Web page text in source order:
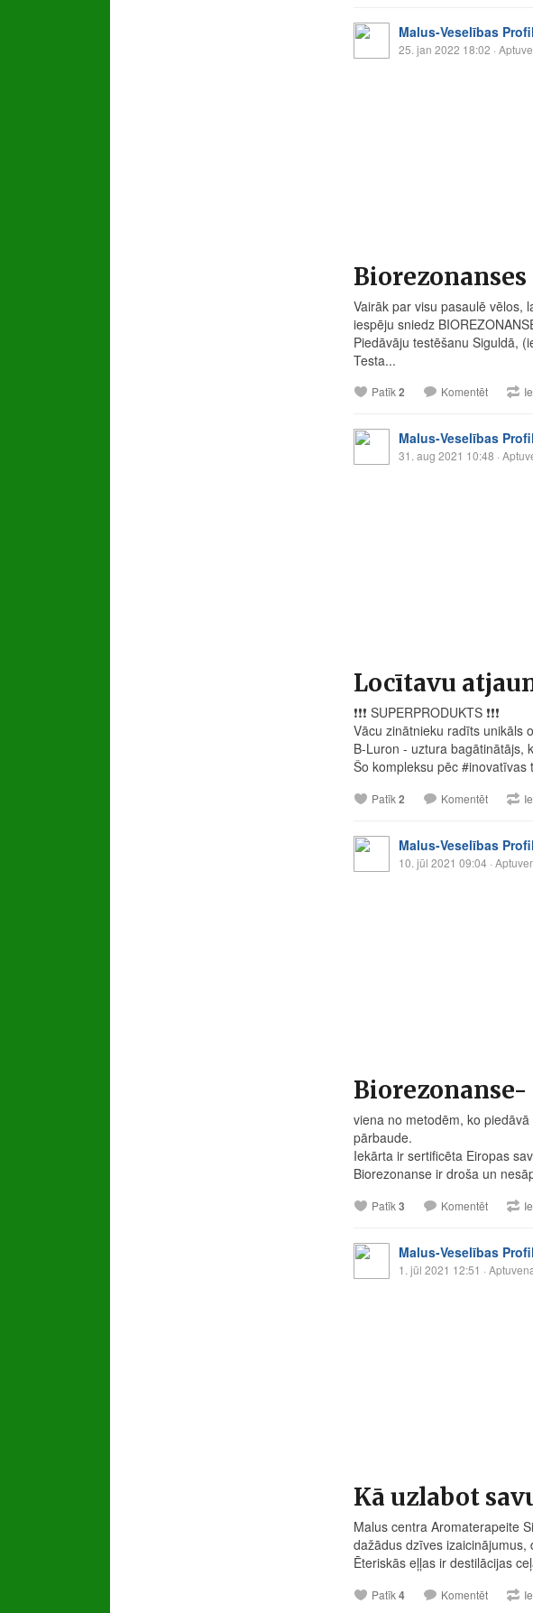
Malus-Veselības
25. jan 2022 18:02 ·
Vairāk par visu pasaulē vēlos,
iespēju sniedz
Piedāvāju testēšanu Siguldā,
Testa...
Patīk2 Komentēt
Malus-Veselības
31. aug 2021 10:48 ·
Locītavu
❗️❗️❗️ SUPERPRODUKTS ❗️❗️❗️
Vācu zinātnieku radīts unikāls
B-Luron - uztura bagātinātājs,
Šo kompleksu pēc
Patīk2 Komentēt
Malus-Veselības
10. jūl 2021 09:04 ·
viena no metodēm, ko
pārbaude.
Iekārta ir sertificēta Eiropas
Biorezonanse ir droša un
Patīk3 Komentēt
Malus-Veselības
1. jūl 2021 12:51 ·
Kā uzlabot
Malus centra Aromaterapeite
dažādus dzīves
Ēteriskās eļļas ir destilācijas
Patīk4 Komentēt